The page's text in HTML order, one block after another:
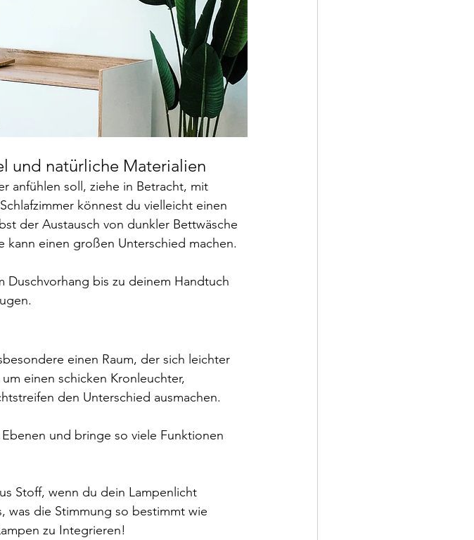
und natürliche Materialien
anfühlen soll, ziehe in Betracht, mit
könnest du vielleicht einen
der Austausch von dunkler Bettwäsche
einen großen Unterschied machen.
Duschvorhang bis zu deinem Handtuch
einen Raum, der sich leichter
einen schicken Kronleuchter,
den Unterschied ausmachen.
und bringe so viele Funktionen
Stoff, wenn du dein Lampenlicht
was die Stimmung so bestimmt wie
zu Integrieren!